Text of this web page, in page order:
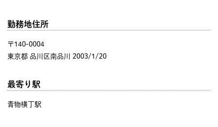
勤務地住所
〒140-0004
東京都 品川区南品川 2003/1/20
最寄り駅
青物横丁駅